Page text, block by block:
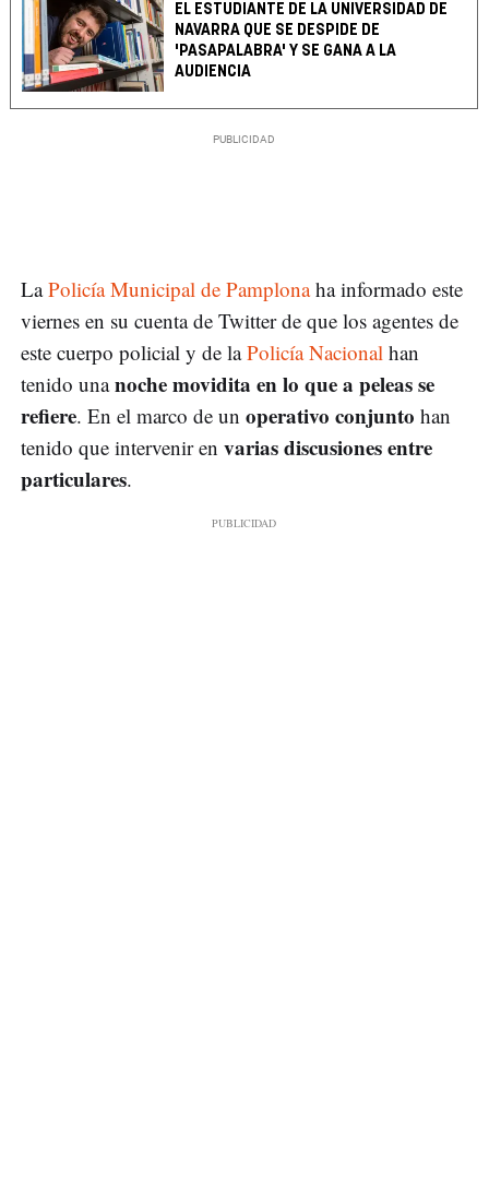
EL ESTUDIANTE DE LA UNIVERSIDAD DE
NAVARRA QUE SE DESPIDE DE
'PASAPALABRA' Y SE GANA A LA
AUDIENCIA
LaPolicía Municipal de Pamplonaha informado este
viernes en su cuenta de Twitter de que los agentes de
este cuerpo policial y de laPolicía Nacional han
tenido unanoche movidita en lo que a peleas se
refiere. En el marco de un operativo conjunto han
tenido que intervenir en varias discusiones entre
particulares.